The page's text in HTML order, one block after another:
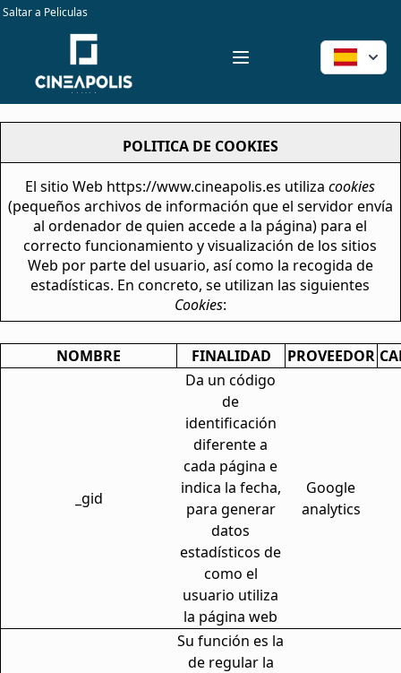
Saltar a Peliculas
entradas cine doshermanas way sanlucar puntaumbria
Workflow
Open menu
POLITICA DE COOKIES
El sitio Web https://www.cineapolis.es utilizacookies
(pequeños archivos de información que el servidor envía
al ordenador de quien accede a la página) para el
correcto funcionamiento y visualización de los sitios
Web por parte del usuario, así como la recogida de
estadísticas. En concreto, se utilizan las siguientes
Cookies:
NOMBRE FINALIDAD PROVEEDOR
_gid
Da un código
de
identificación
diferente a
cada página e
indica la fecha,
para generar
datos
estadísticos de
como el
usuario utiliza
la página web
Google
analytics
Su función es la
de regular la